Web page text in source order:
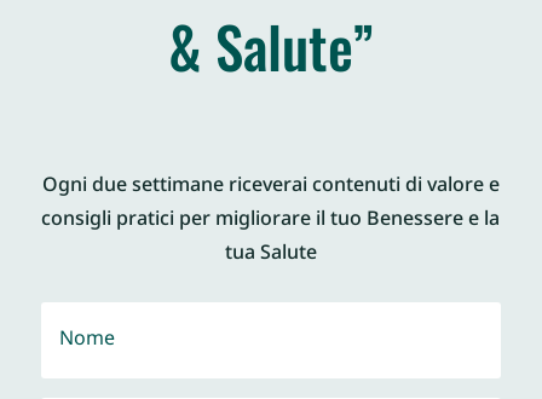
& Salute”
Ogni due settimane riceverai contenuti di valore e
consigli pratici per migliorare il tuo Benessere e la
tua Salute